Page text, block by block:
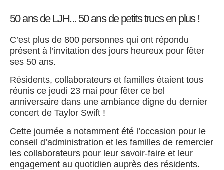
50 ans de LJH... 50 ans de petits trucs en plus !
C’est plus de 800 personnes qui ont répondu
présent à l’invitation des jours heureux pour fêter
ses 50 ans.
Résidents, collaborateurs et familles étaient tous
réunis ce jeudi 23 mai pour fêter ce bel
anniversaire dans une ambiance digne du dernier
concert de Taylor Swift !
Cette journée a notamment été l’occasion pour le
conseil d’administration et les familles de remercier
les collaborateurs pour leur savoir-faire et leur
engagement au quotidien auprès des résidents.